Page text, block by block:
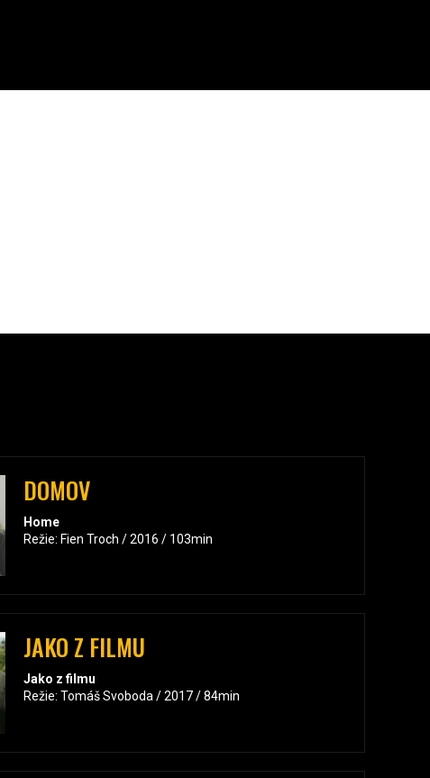
DOMOV
Home
Režie: Fien Troch / 2016 / 103min
JAKO Z FILMU
Jako z filmu
Režie: Tomáš Svoboda / 2017 / 84min